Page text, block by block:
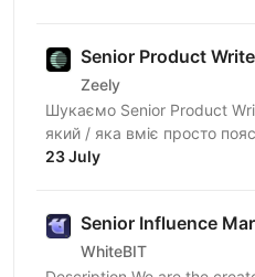
Senior Product
Zeely
Шукаємо Senior Product
який / яка вміє просто
розуміє продукт і створює
23 July
Senior Influence
WhiteBIT